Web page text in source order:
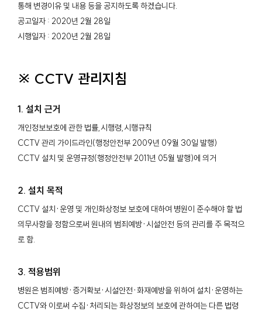
통해 변경이유 및 내용 등을 공지하도록 하겠습니다.
공고일자 : 2020년 2월 28일
시행일자 : 2020년 2월 28일
※ CCTV 관리지침
1. 설치 근거
개인정보보호에 관한 법률,시행령,시행규칙
CCTV 관리 가이드라인(행정안전부 2009년 09월 30일 발행)
CCTV 설치 및 운영규정(행정안전부 2011년 05월 발행)에 의거
2. 설치 목적
CCTV 설치·운영 및 개인화상정보 보호에 대하여 병원이 준수해야 할 법
의무사항을 정함으로써 원내의 범죄예방·시설안전 등의 관리를 주 목적으
로 함.
3. 적용범위
병원은 범죄예방·증거확보·시설안전·화재예방을 위하여 설치·운영하는
CCTV와 이로써 수집·처리되는 화상정보의 보호에 관하여는 다른 법령